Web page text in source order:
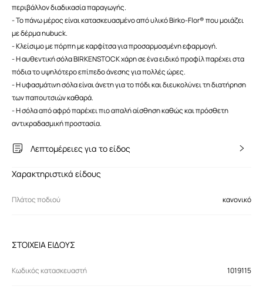
περιβάλλον διαδικασία παραγωγής.
- Το πάνω μέρος είναι κατασκευασμένο από υλικό Birko-Flor® που μοιάζει
με δέρμα nubuck.
- Κλείσιμο με πόρπη με καρφίτσα για προσαρμοσμένη εφαρμογή.
- Η αυθεντική σόλα BIRKENSTOCK χάρη σε ένα ειδικό προφίλ παρέχει στα
πόδια το υψηλότερο επίπεδο άνεσης για πολλές ώρες.
- Η υφασμάτινη σόλα είναι άνετη για το πόδι και διευκολύνει τη διατήρηση
των παπουτσιών καθαρά.
- Η σόλα από αφρό παρέχει πιο απαλή αίσθηση καθώς και πρόσθετη
αντικραδασμική προστασία.
Λεπτομέρειες για το είδος
Χαρακτηριστικά είδους
Πλάτος ποδιού κανονικό
ΣΤΟΙΧΕΙΑ ΕΙΔΟΥΣ
Κωδικός κατασκευαστή 1019115